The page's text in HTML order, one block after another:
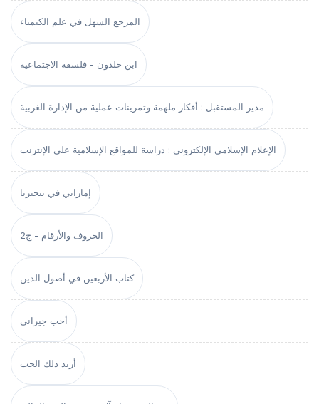
المرجع السهل في علم الكيمياء
ابن خلدون - فلسفة الاجتماعية
مدير المستقبل : أفكار ملهمة وتمرينات عملية من الإدارة الغربية
الإعلام الإسلامي الإلكتروني : دراسة للمواقع الإسلامية على الإنترنت
إماراتي في نيجيريا
الحروف والأرقام - ج2
كتاب الأربعين في أصول الدين
أحب جيراني
أريد ذلك الحب